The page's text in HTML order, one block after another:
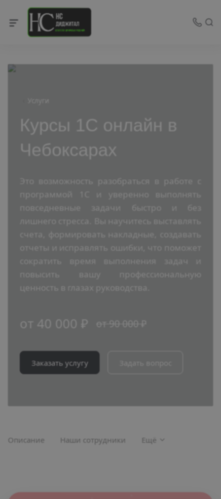
Курсы 1С онлайн в
Чебоксарах
Это возможность разобраться в работе с
отчеты и исправлять ошибки, что поможет
ценность в глазах руководства.
от 40 000 ₽ от 90 000 ₽
Заказать услугу
Описание Наши сотрудники Ещё